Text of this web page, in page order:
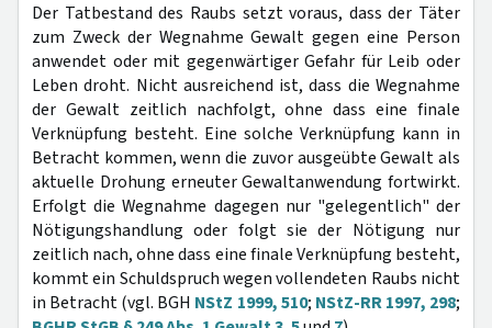
Der Tatbestand des Raubs setzt voraus, dass der Täter
zum Zweck der Wegnahme Gewalt gegen eine Person
anwendet oder mit gegenwärtiger Gefahr für Leib oder
Leben droht. Nicht ausreichend ist, dass die Wegnahme
der Gewalt zeitlich nachfolgt, ohne dass eine finale
Verknüpfung besteht. Eine solche Verknüpfung kann in
Betracht kommen, wenn die zuvor ausgeübte Gewalt als
aktuelle Drohung erneuter Gewaltanwendung fortwirkt.
Erfolgt die Wegnahme dagegen nur "gelegentlich" der
Nötigungshandlung oder folgt sie der Nötigung nur
zeitlich nach, ohne dass eine finale Verknüpfung besteht,
kommt ein Schuldspruch wegen vollendeten Raubs nicht
in Betracht (vgl. BGH NStZ 1999, 510; NStZ-RR 1997, 298;